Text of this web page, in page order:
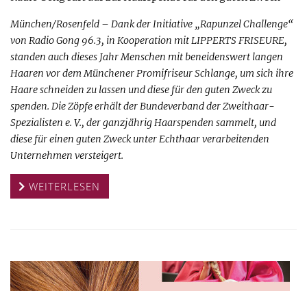
München/Rosenfeld – Dank der Initiative „Rapunzel Challenge“
von Radio Gong 96.3, in Kooperation mit LIPPERTS FRISEURE,
standen auch dieses Jahr Menschen mit beneidenswert langen
Haaren vor dem Münchener Promifriseur Schlange, um sich ihre
Haare schneiden zu lassen und diese für den guten Zweck zu
spenden. Die Zöpfe erhält der Bundeverband der Zweithaar-
Spezialisten e. V., der ganzjährig Haarspenden sammelt, und
diese für einen guten Zweck unter Echthaar verarbeitenden
Unternehmen versteigert.
WEITERLESEN